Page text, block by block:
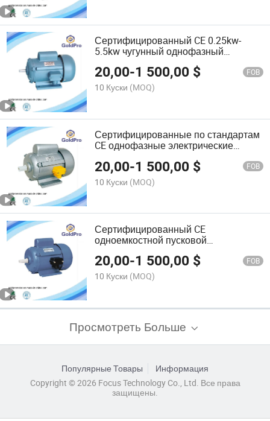
Сертифицированный CE 0.25kw-
5.5kw чугунный однофазный
электрический индукционный
асинхронный двигатель
20,00-1 500,00 $ FOB
10 Куски (MOQ)
Сертифицированные по стандартам
CE однофазные электрические
домашних электрических устройств
20,00-1 500,00 $ FOB
10 Куски (MOQ)
Сертифицированный CE
одноемкостной пусковой
однофазный индукционный
асинхронный электрический мотор
20,00-1 500,00 $ FOB
10 Куски (MOQ)
Просмотреть Больше
Популярные Товары
Информация
Copyright © 2026 Focus Technology Co., Ltd. Все права
защищены.